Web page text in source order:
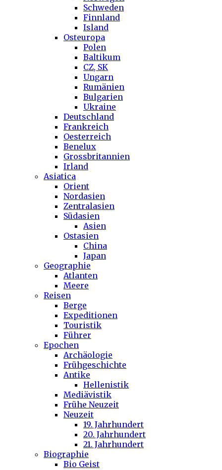
Schweden
Finnland
Island
Osteuropa
Polen
Baltikum
CZ, SK
Ungarn
Rumänien
Bulgarien
Ukraine
Deutschland
Frankreich
Oesterreich
Benelux
Grossbritannien
Irland
Asiatica
Orient
Nordasien
Zentralasien
Südasien
Asien
Ostasien
China
Japan
Geographie
Atlanten
Meere
Reisen
Berge
Expeditionen
Touristik
Führer
Epochen
Archäologie
Frühgeschichte
Antike
Hellenistik
Mediävistik
Frühe Neuzeit
Neuzeit
19. Jahrhundert
20. Jahrhundert
21. Jahrhundert
Biographie
Bio Geist